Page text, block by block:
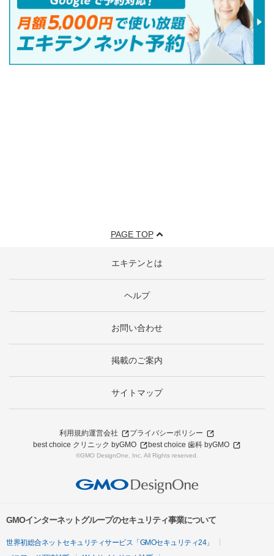
PAGE TOP
エキテンとは
ヘルプ
お問い合わせ
掲載のご案内
サイトマップ
利用規約運営会社
プライバシーポリシー
best choice クリニック byGMO
best choice 歯科 byGMO
©GMO DesignOne, Inc. All Rights reserved.
GMOインターネットグループのセキュリティ事業について
世界初総合ネットセキュリティサービス「GMOセキュリティ24」